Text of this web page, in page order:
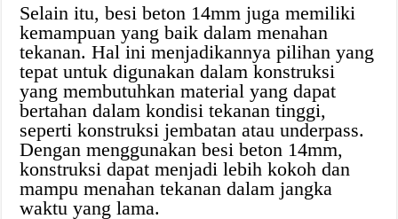
Selain itu, besi beton 14mm juga memiliki
kemampuan yang baik dalam menahan
tekanan. Hal ini menjadikannya pilihan yang
tepat untuk digunakan dalam konstruksi
yang membutuhkan material yang dapat
bertahan dalam kondisi tekanan tinggi,
seperti konstruksi jembatan atau underpass.
Dengan menggunakan besi beton 14mm,
konstruksi dapat menjadi lebih kokoh dan
mampu menahan tekanan dalam jangka
waktu yang lama.